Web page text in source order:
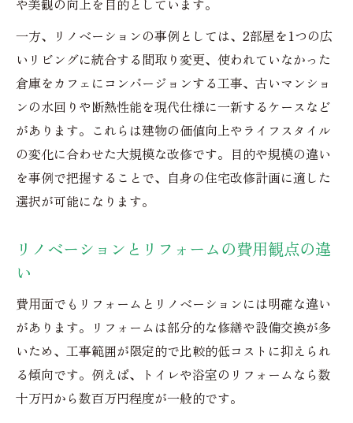
一方、リノベーションの事例としては、2部屋を1つの広
いリビングに統合する間取り変更、使われていなかった
倉庫をカフェにコンバージョンする工事、古いマンショ
ンの水回りや断熱性能を現代仕様に一新するケースなど
があります。これらは建物の価値向上やライフスタイル
の変化に合わせた大規模な改修です。目的や規模の違い
を事例で把握することで、自身の住宅改修計画に適した
選択が可能になります。
リノベーションとリフォームの費用観点の違
い
費用面でもリフォームとリノベーションには明確な違い
があります。リフォームは部分的な修繕や設備交換が多
いため、工事範囲が限定的で比較的低コストに抑えられ
る傾向です。例えば、トイレや浴室のリフォームなら数
十万円から数百万円程度が一般的です。